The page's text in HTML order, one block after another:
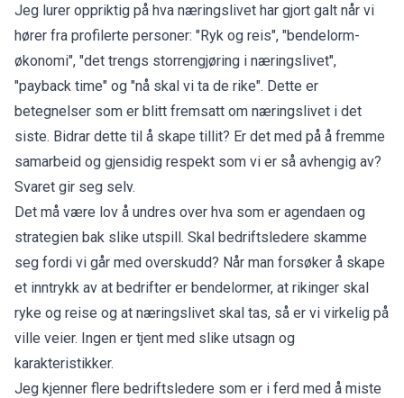
Jeg lurer oppriktig på hva næringslivet har gjort galt når vi
hører fra profilerte personer: "Ryk og reis", "bendelorm-
økonomi", "det trengs storrengjøring i næringslivet",
"payback time" og "nå skal vi ta de rike". Dette er
betegnelser som er blitt fremsatt om næringslivet i det
siste. Bidrar dette til å skape tillit? Er det med på å fremme
samarbeid og gjensidig respekt som vi er så avhengig av?
Svaret gir seg selv.
Det må være lov å undres over hva som er agendaen og
strategien bak slike utspill. Skal bedriftsledere skamme
seg fordi vi går med overskudd? Når man forsøker å skape
et inntrykk av at bedrifter er bendelormer, at rikinger skal
ryke og reise og at næringslivet skal tas, så er vi virkelig på
ville veier. Ingen er tjent med slike utsagn og
karakteristikker.
Jeg kjenner flere bedriftsledere som er i ferd med å miste